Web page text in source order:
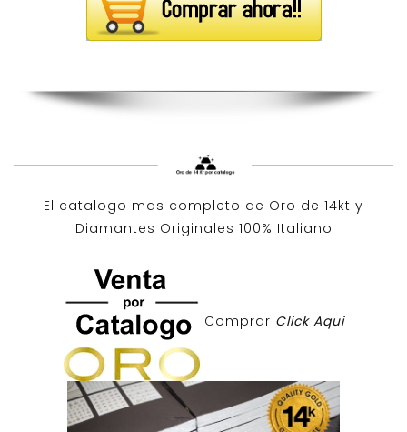
El catalogo mas completo de Oro de 14kt y
Diamantes Originales 100% Italiano
Comprar Click Aqui